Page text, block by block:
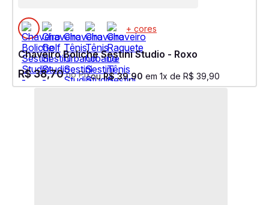
+ cores
Chaveiro Boliche Sestini Studio - Roxo
R$38,70no PixouR$ 39,90 em 1x de R$ 39 90